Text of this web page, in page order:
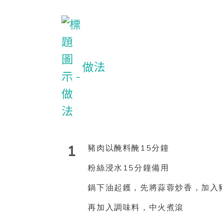
做法
1 豬肉以醃料醃 15分鐘
粉絲浸水 15分鐘備用
鍋下油起鑊，先將蒜蓉炒香，加入
再加入調味料，中火煮滾